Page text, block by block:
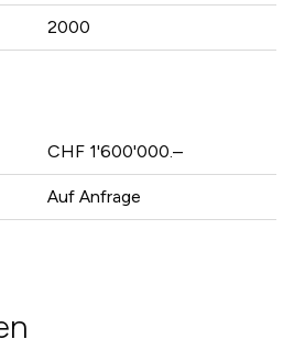
2000
CHF 1'600'000.–
Auf Anfrage